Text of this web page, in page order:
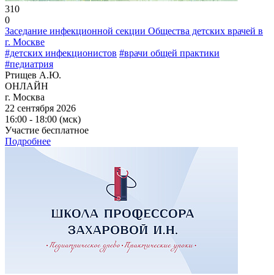
310
0
Заседание инфекционной секции Общества детских врачей в
г. Москве
#детских инфекционистов #врачи общей практики
#педиатрия
Ртищев А.Ю.
ОНЛАЙН
г. Москва
22 сентября 2026
16:00 - 18:00 (мск)
Участие бесплатное
Подробнее